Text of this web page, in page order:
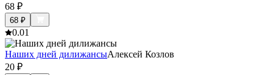
68 ₽
68 ₽
0.01
Наших дней дилижансыАлексей Козлов
20 ₽